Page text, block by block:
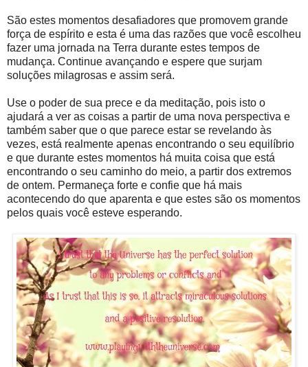
São estes momentos desafiadores que promovem grande
força de espírito e esta é uma das razões que você escolheu
fazer uma jornada na Terra durante estes tempos de
mudança. Continue avançando e espere que surjam
soluções milagrosas e assim será.
Use o poder de sua prece e da meditação, pois isto o
ajudará a ver as coisas a partir de uma nova perspectiva e
também saber que o que parece estar se revelando às
vezes, está realmente apenas encontrando o seu equilíbrio
e que durante estes momentos há muita coisa que está
encontrando o seu caminho do meio, a partir dos extremos
de ontem. Permaneça forte e confie que há mais
acontecendo do que aparenta e que estes são os momentos
pelos quais você esteve esperando.